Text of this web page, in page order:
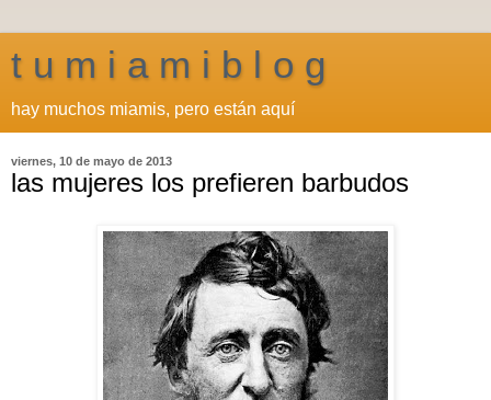
t u m i a m i b l o g
hay muchos miamis, pero están aquí
viernes, 10 de mayo de 2013
las mujeres los prefieren barbudos